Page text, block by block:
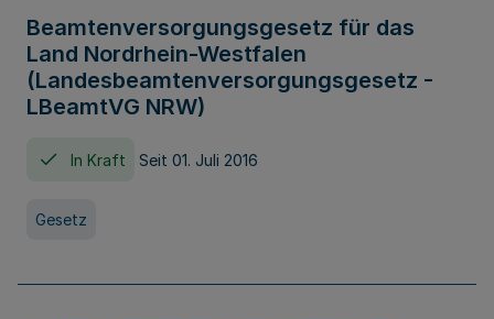
Beamtenversorgungsgesetz für das
Land Nordrhein-Westfalen
(Landesbeamtenversorgungsgesetz -
LBeamtVG NRW)
In Kraft Seit 01. Juli 2016
Gesetz